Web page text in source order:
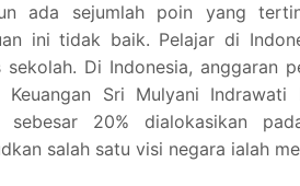
ada sejumlah poin yang
ini tidak baik. Pelajar di
sekolah. Di Indonesia, anggaran
Keuangan Sri Mulyani
sebesar 20% dialokasikan
salah satu visi negara ialah